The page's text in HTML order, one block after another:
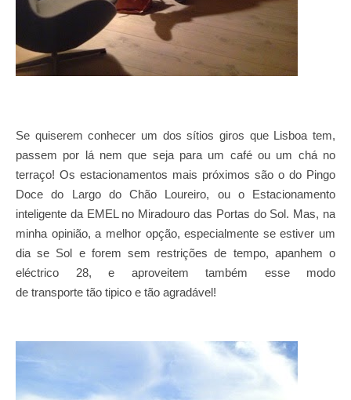
Se quiserem conhecer um dos sítios giros que Lisboa tem,
passem por lá nem que seja para um café ou um chá no
terraço! Os estacionamentos mais próximos são o do Pingo
Doce do Largo do Chão Loureiro, ou o Estacionamento
inteligente da EMEL no Miradouro das Portas do Sol. Mas, na
minha opinião, a melhor opção, especialmente se estiver um
dia se Sol e forem sem restrições de tempo, apanhem o
eléctrico 28, e aproveitem também esse modo
de transporte tão tipico e tão agradável!